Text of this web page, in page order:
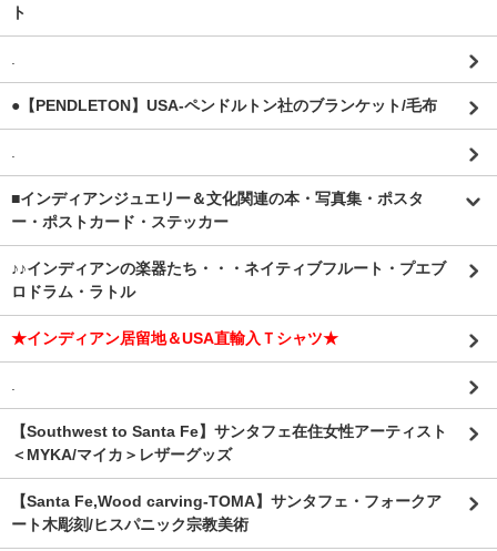
ト
.
●【PENDLETON】USA-ペンドルトン社のブランケット/毛布
.
■インディアンジュエリー＆文化関連の本・写真集・ポスタ
ー・ポストカード・ステッカー
♪♪インディアンの楽器たち・・・ネイティブフルート・プエブ
ロドラム・ラトル
★インディアン居留地＆USA直輸入Ｔシャツ★
.
【Southwest to Santa Fe】サンタフェ在住女性アーティスト
＜MYKA/マイカ＞レザーグッズ
【Santa Fe,Wood carving-TOMA】サンタフェ・フォークア
ート木彫刻/ヒスパニック宗教美術